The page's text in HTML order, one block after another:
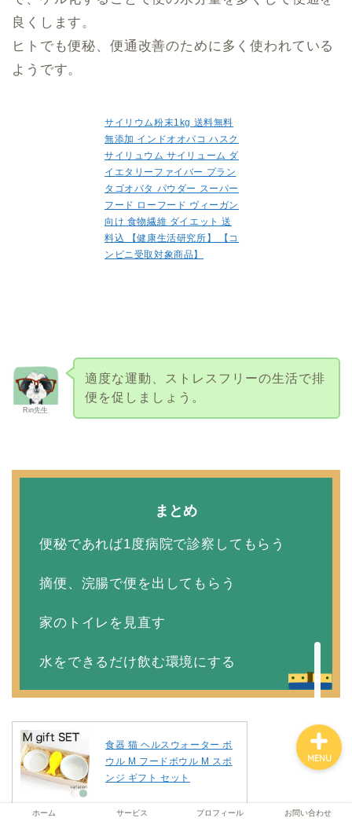
良くします。
ヒトでも便秘、便通改善のために多く使われている
ようです。
サイリウム粉末1kg 送料無料
無添加 インドオオバコ ハスク
サイリュウム サイリューム ダ
イエタリーファイバー プラン
タゴオバタ パウダー スーパー
フード ローフード ヴィーガン
向け 食物繊維 ダイエット 送
料込 【健康生活研究所】 【コ
ンビニ受取対象商品】
Rin先生
適度な運動、ストレスフリーの生活で排
便を促しましょう。
まとめ
便秘であれば1度病院で診察してもらう
摘便、浣腸で便を出してもらう
家のトイレを見直す
水をできるだけ飲む環境にする
食器 猫 ヘルスウォーター ボ
ウル M フードボウル M スポ
ンジ ギフト セット
ホーム サービス プロフィール お問い合わせ
MENU
ホーム
サービス
お問い合わせ